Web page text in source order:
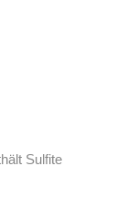
Sulfite